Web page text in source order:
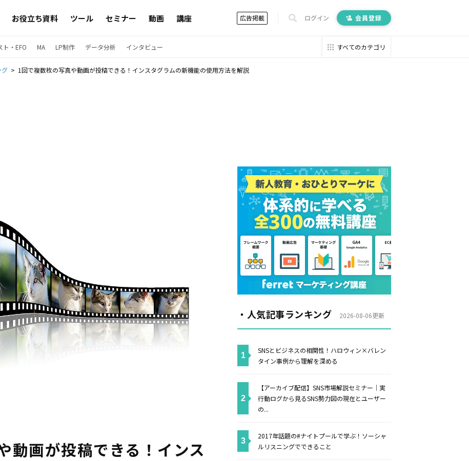
お役立ち資料 ツール セミナー 動画 講座 広告掲載 ログイン 会員登録
ト・EFO MA LP制作 データ分析 インタビュー すべてのカテゴリ
グ 1回で複数枚の写真や動画が投稿できる！インスタグラムの新機能の使用方法を解説
動画が投稿できる！インス
・人気記事ランキング 2026-08-06更新
SNSとビジネスの相関性！ハロウィン×バレン
タイン事例から理解を深める
【アーカイブ配信】SNS市場解説セミナー｜実
行動ログから見るSNS勢力図の現在とユーザー
の...
2017年話題の#ナイトプールで学ぶ！ソーシャ
ルリスニングでできること